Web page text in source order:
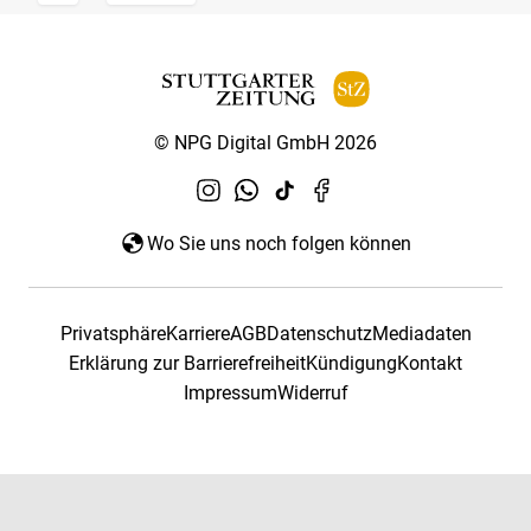
© NPG Digital GmbH 2026
Wo Sie uns noch folgen können
PrivatsphäreKarriereAGBDatenschutzMediadaten
Erklärung zur BarrierefreiheitKündigungKontakt
ImpressumWiderruf